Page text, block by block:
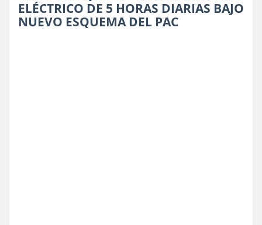
ELÉCTRICO DE 5 HORAS DIARIAS BAJO
NUEVO ESQUEMA DEL PAC